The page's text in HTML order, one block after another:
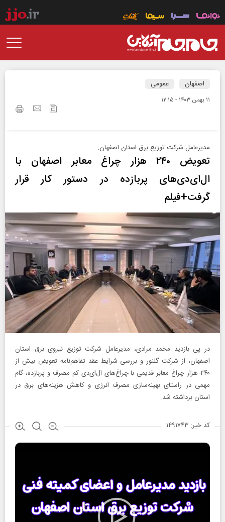
اصفهان عمومی
۱۱ بهمن ۱۴۰۳ - ۱۲:۱۵
مدیرعامل شرکت توزیع برق استان اصفهان:
تعویض ۲۴۰ هزار چراغ معابر اصفهان با
ال‌ای‌دی‌های پربازده در دستور كار قرار
گرفت+فیلم
در پی بازدید محمد مرادی، مدیرعامل شرکت توزیع نیروی برق استان
اصفهان، از شرکت گلنور و بررسی شرایط عقد تفاهم‌نامه تعویض بیش از
۲۴۰ هزار چراغ معابر قدیمی با چراغ‌های ال‌ای‌دی کم مصرف و پربازده، گام
مهمی در راستای بهینه‌سازی مصرف انرژی و کاهش هزینه‌های برق در
استان برداشته شد.
کد خبر: ۱۴۹۱۷۴۳